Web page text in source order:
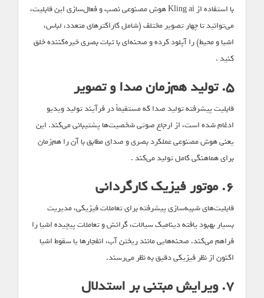
با استفاده از Kling ai هوش مصنوعی نصب و فعال‌سازی این قابلیت،
می‌توانید تا چهار تصویر مختلف (شامل کاراکترهای متعدد، لباس،
اشیا و محیط) را آپلود کرده و صحنه‌ای با ثبات بصری خیره‌کننده خلق
کنید .
۵. تولید هم‌زمان صدا و تصویر
قابلیت پیشرفته تولید صدا که مستقیماً در فرآیند تولید ویدیو
ادغام شده است، از ارجاع صوتی شخصیت‌ها پشتیبانی می‌کند. این
یعنی هوش مصنوعی عملکرد بصری و صدای مطابق با آن را هم‌زمان
برای هماهنگی کامل تولید می‌کند .
۶. موتور فیزیک کارگردانی
قابلیت‌های شبیه‌سازی پیشرفته برای تعاملات فیزیکی، مدیریت
بسیار بهبود یافته دینامیک سیالات، گرانش و تعاملات پیچیده اشیا را
فراهم می‌کند. صحنه‌هایی مانند ریختن آب، انفجارها یا سقوط اشیا
اکنون از نظر فیزیکی دقیق به نظر می‌رسند.
۷. ویرایش مبتنی بر استدلال